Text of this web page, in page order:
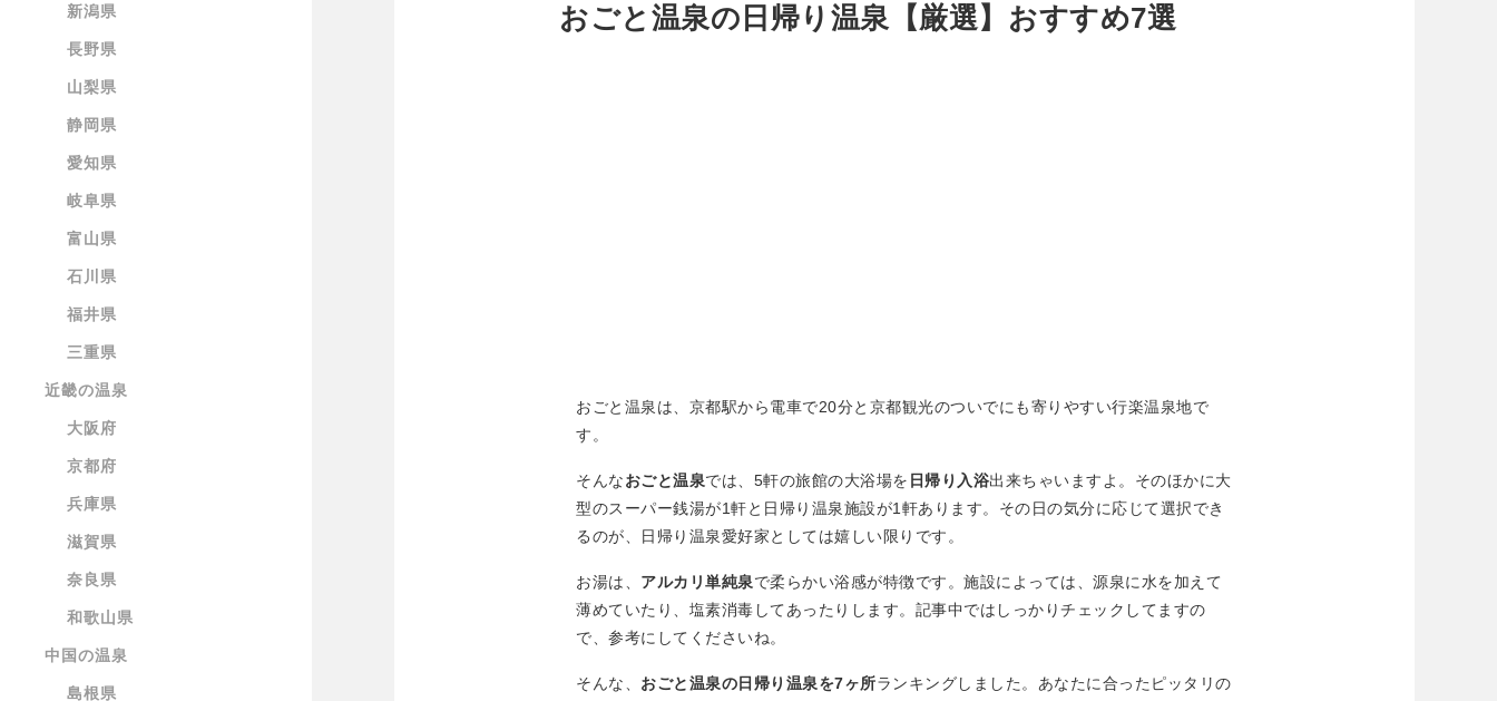
新潟県
長野県
山梨県
静岡県
愛知県
岐阜県
富山県
石川県
福井県
三重県
近畿の温泉
大阪府
京都府
兵庫県
滋賀県
奈良県
和歌山県
中国の温泉
島根県
おごと温泉の日帰り温泉【厳選】おすすめ7選
おごと温泉は、京都駅から電車で20分と京都観光のついでにも寄りやすい行楽温泉地で
す。
そんなおごと温泉では、5軒の旅館の大浴場を 日帰り入浴出来ちゃいますよ。そのほかに大
型のスーパー銭湯が1軒と日帰り温泉施設が1軒あります。その日の気分に応じて選択でき
るのが、日帰り温泉愛好家としては嬉しい限りです。
お湯は、 アルカリ単純泉で柔らかい浴感が特徴です。施設によっては、源泉に水を加えて
薄めていたり、塩素消毒してあったりします。記事中ではしっかりチェックしてますの
で、参考にしてくださいね。
そんな、 おごと温泉の日帰り温泉を7ヶ所ランキングしました。あなたに合ったピッタリの